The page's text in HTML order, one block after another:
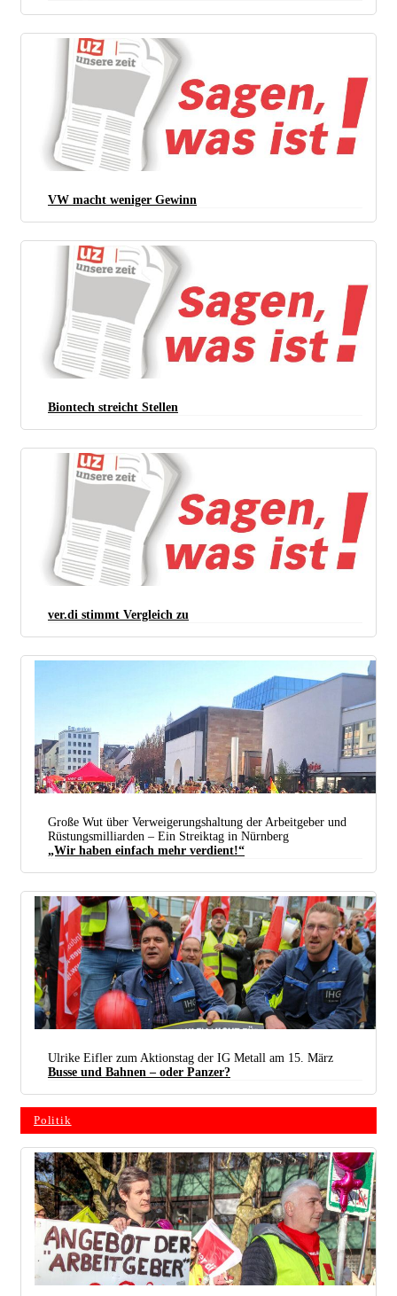
VW macht weniger Gewinn
Biontech streicht Stellen
ver.di stimmt Vergleich zu
Am 7. März in Nürnberg: „Heute ist kein Arbeitstag – heute ist Streiktag!“ (Foto: Tatjana
Sambale)
Große Wut über Verweigerungshaltung der Arbeitgeber und
Rüstungsmilliarden – Ein Streiktag in Nürnberg
„Wir haben einfach mehr verdient!“
(Foto: Peter Köster)
Ulrike Eifler zum Aktionstag der IG Metall am 15. März
Busse und Bahnen – oder Panzer?
Politik